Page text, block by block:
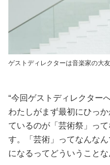
ゲストディレクターは音楽家の大
“今回ゲストディレクター
わたしがまず最初にひっ
ているのが「芸術祭」っ
す。「芸術」ってなんなん
になるってどういうことな